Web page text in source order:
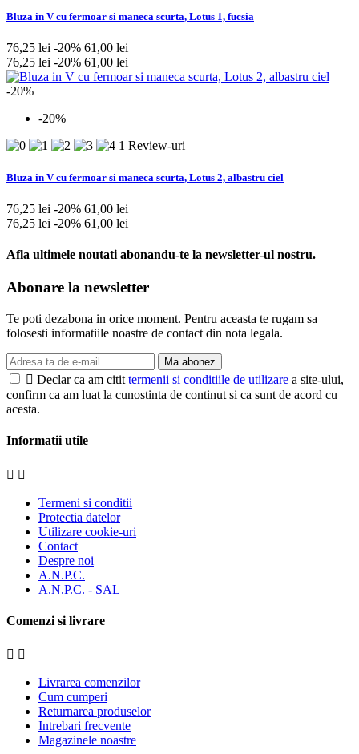
Bluza in V cu fermoar si maneca scurta, Lotus 1, fucsia
76,25 lei -20% 61,00 lei
76,25 lei -20% 61,00 lei
-20%
-20%
1 Review-uri
Bluza in V cu fermoar si maneca scurta, Lotus 2, albastru ciel
76,25 lei -20% 61,00 lei
76,25 lei -20% 61,00 lei
Afla ultimele noutati abonandu-te la newsletter-ul nostru.
Abonare la newsletter
Te poti dezabona in orice moment. Pentru aceasta te rugam sa
folosesti informatiile noastre de contact din nota legala.
Ma abonez
 Declar ca am citit termenii si conditiile de utilizare a site-ului,
confirm ca am luat la cunostinta de continut si ca sunt de acord cu
acesta.
Informatii utile
 
Termeni si conditii
Protectia datelor
Utilizare cookie-uri
Contact
Despre noi
A.N.P.C.
A.N.P.C. - SAL
Comenzi si livrare
 
Livrarea comenzilor
Cum cumperi
Returnarea produselor
Intrebari frecvente
Magazinele noastre